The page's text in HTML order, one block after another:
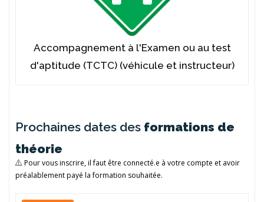
Accompagnement à l'Examen ou au test
d'aptitude (TCTC) (véhicule et instructeur)
Prochaines dates des formations de
théorie
Pour vous inscrire, il faut être connecté.e à votre compte et avoir
préalablement payé la formation souhaitée.